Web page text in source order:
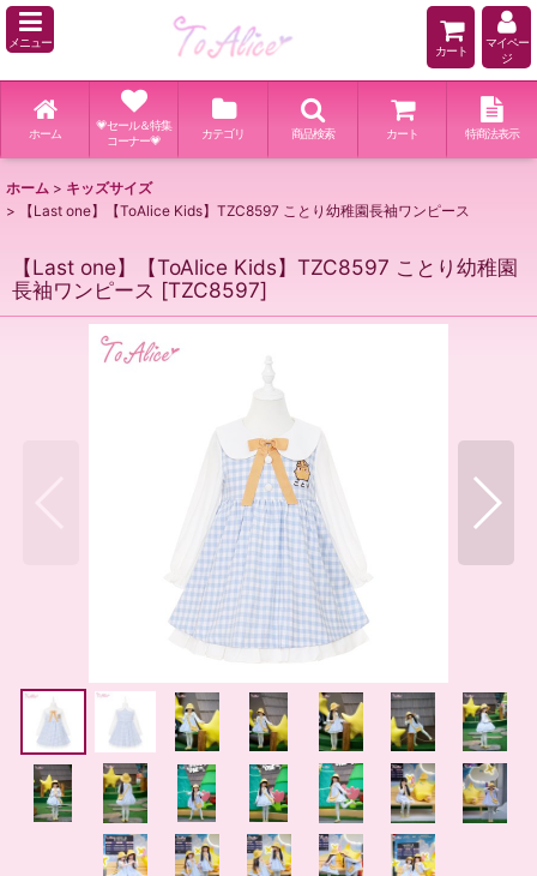
メニュー
カート
マイペー
ジ
ホーム
💗セール＆特集
コーナー💗
カテゴリ 商品検索 カート 特商法表示
ホーム > キッズサイズ
>
【Last one】【ToAlice Kids】TZC8597 ことり幼稚園長袖ワンピース
【Last one】【ToAlice Kids】TZC8597 ことり幼稚園
長袖ワンピース [TZC8597]